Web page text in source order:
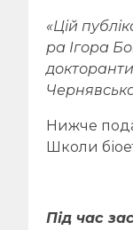
«Цій
ра Ігора
Нижче
Школи
Під час